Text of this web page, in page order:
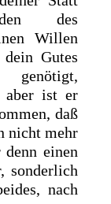
des
Willen
Gutes
aber ist er
daß
nicht mehr
denn einen
sonderlich
nach